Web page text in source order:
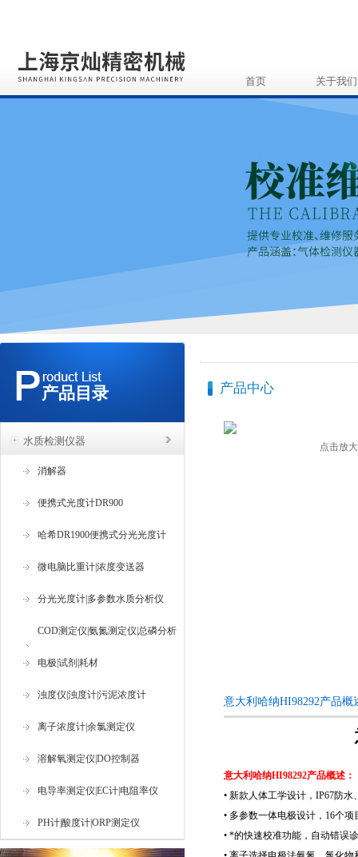
首页 关于我们
产品目录
水质检测仪器
消解器
便携式光度计DR900
哈希DR1900便携式分光光度计
微电脑比重计|浓度变送器
分光光度计|多参数水质分析仪
COD测定仪|氨氮测定仪|总磷分析
仪
电极|试剂|耗材
浊度仪|浊度计|污泥浓度计
离子浓度计|余氯测定仪
溶解氧测定仪|DO控制器
电导率测定仪|EC计|电阻率仪
PH计|酸度计|ORP测定仪
产品中心
点击放大
意大利哈纳HI98292产品概
意大利哈纳HI98292产品概述：
• 新款人体工学设计， IP67防水
• 多参数一体电极设计， 16个项
• *的快速校准功能，自动错误